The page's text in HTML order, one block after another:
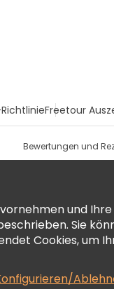
Freetour
Bewertungen und
und
Sie
Cookies, um